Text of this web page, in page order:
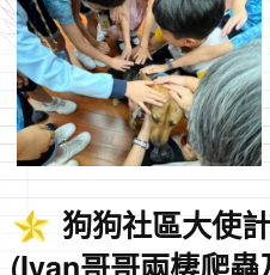
狗狗社區大使
(Ivan哥哥兩棲爬